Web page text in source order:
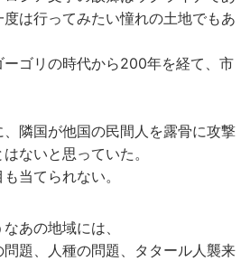
は行ってみたい憧れの土地でもあ
ゴリの時代から200年を経て、市
隣国が他国の民間人を露骨に攻撃
ないと思っていた。
当てられない。
あの地域には、
題、人種の問題、タタール人襲来